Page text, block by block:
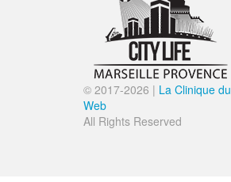
© 2017-2026 | La Clinique du
Web
All Rights Reserved